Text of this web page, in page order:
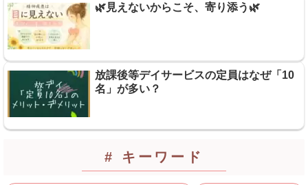
🌿見えないからこそ、寄り添う🌿
放課後等デイサービスの定員はなぜ「10
名」が多い？
# キーワード